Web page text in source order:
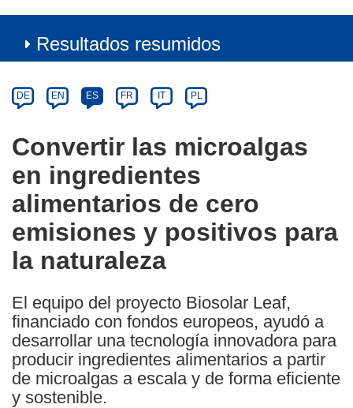
Resultados resumidos
Category
Article
available
the
following
languages:
DE EN ES FR IT PL
Convertir las microalgas
en ingredientes
alimentarios de cero
emisiones y positivos para
la naturaleza
El equipo del proyecto Biosolar Leaf,
financiado con fondos europeos, ayudó a
desarrollar una tecnología innovadora para
producir ingredientes alimentarios a partir
de microalgas a escala y de forma eficiente
y sostenible.